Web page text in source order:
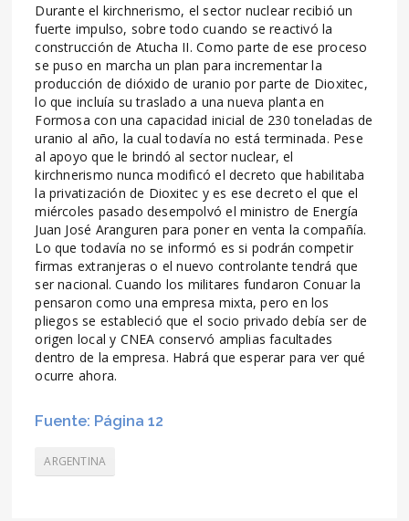
Durante el kirchnerismo, el sector nuclear recibió un
fuerte impulso, sobre todo cuando se reactivó la
construcción de Atucha II. Como parte de ese proceso
se puso en marcha un plan para incrementar la
producción de dióxido de uranio por parte de Dioxitec,
lo que incluía su traslado a una nueva planta en
Formosa con una capacidad inicial de 230 toneladas de
uranio al año, la cual todavía no está terminada. Pese
al apoyo que le brindó al sector nuclear, el
kirchnerismo nunca modificó el decreto que habilitaba
la privatización de Dioxitec y es ese decreto el que el
miércoles pasado desempolvó el ministro de Energía
Juan José Aranguren para poner en venta la compañía.
Lo que todavía no se informó es si podrán competir
firmas extranjeras o el nuevo controlante tendrá que
ser nacional. Cuando los militares fundaron Conuar la
pensaron como una empresa mixta, pero en los
pliegos se estableció que el socio privado debía ser de
origen local y CNEA conservó amplias facultades
dentro de la empresa. Habrá que esperar para ver qué
ocurre ahora.
Fuente: Página 12
ARGENTINA